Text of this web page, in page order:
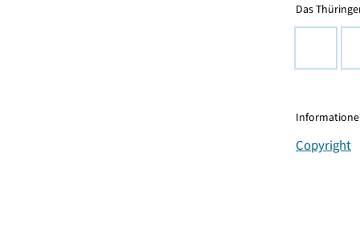
Das
Copyright